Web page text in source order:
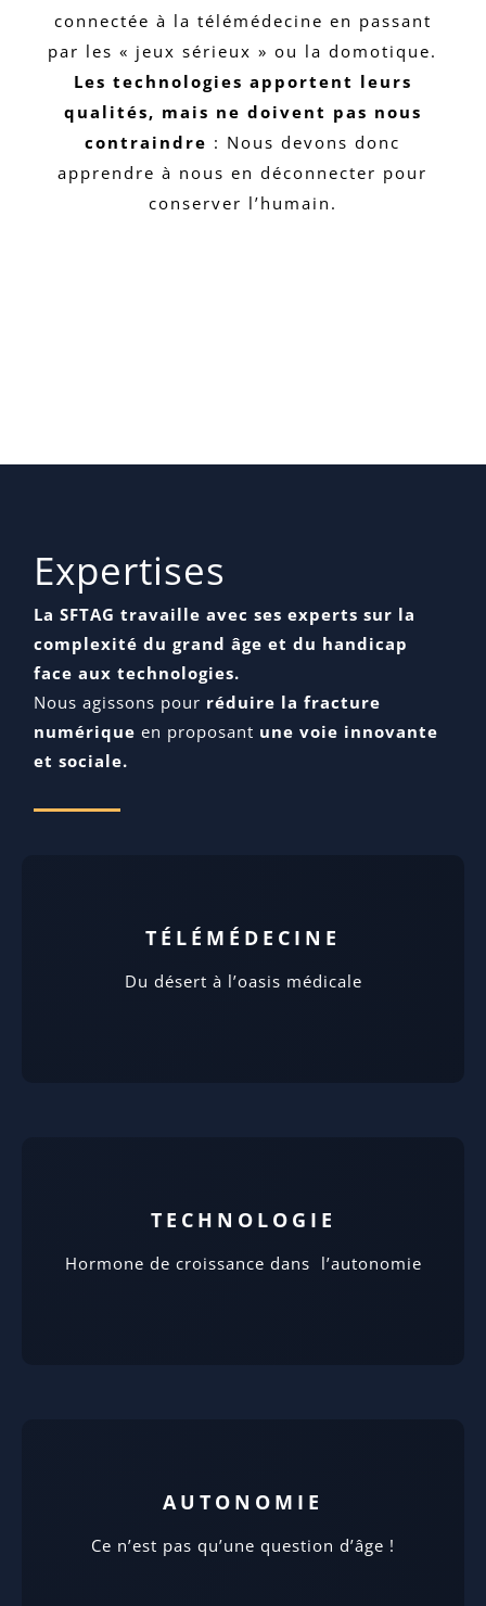
connectée à la télémédecine en passant
par les « jeux sérieux » ou la domotique.
Les technologies apportent leurs
qualités, mais ne doivent pas nous
contraindre : Nous devons donc
apprendre à nous en déconnecter pour
conserver l’humain.
Expertises
La SFTAG travaille avec ses experts sur la
complexité du grand âge et du handicap
face aux technologies.
Nous agissons pour réduire la fracture
numérique en proposant une voie innovante
et sociale.
TÉLÉMÉDECINE
Du désert à l’oasis médicale
TECHNOLOGIE
Hormone de croissance dans l’autonomie
AUTONOMIE
Ce n’est pas qu’une question d’âge !